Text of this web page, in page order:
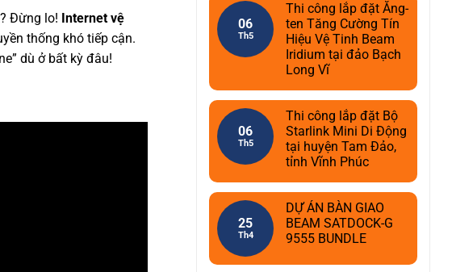
Đừng lo! Internet vệ
thống khó tiếp cận.
dù ở bất kỳ đâu!
06
Th5
Thi công lắp đặt Ăng-
ten Tăng Cường Tín
Hiệu Vệ Tinh Beam
Iridium tại đảo Bạch
Long Vĩ
06
Th5
Thi công lắp đặt Bộ
Starlink Mini Di Động
tại huyện Tam Đảo,
tỉnh Vĩnh Phúc
25
Th4
DỰ ÁN BÀN GIAO
BEAM SATDOCK-G
9555 BUNDLE